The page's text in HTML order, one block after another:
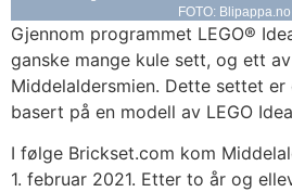
FOTO: Blipappa.no
Gjennom programmet LEGO®
ganske mange kule sett, og ett
Middelaldersmien. Dette settet
basert på en modell av LEGO
I følge Brickset.com kom
1. februar 2021. Etter to år og